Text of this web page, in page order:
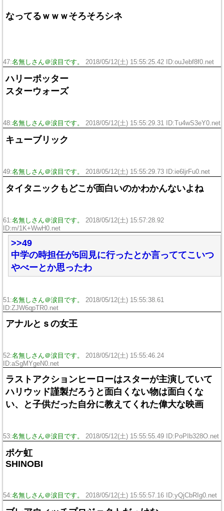
なってるｗｗｗそろそろシネ
47:名無しさん＠涙目です。 2018/05/12(土) 15:55:25.42 ID:ouJebf8f0.net
ハリーポッター
スターウォーズ
48:名無しさん＠涙目です。 2018/05/12(土) 15:55:29.31 ID:Tu4wS3eY0.net
キューブリック
49:名無しさん＠涙目です。 2018/05/12(土) 15:55:29.73 ID:ie6ljrFu0.net
タイタニックもどこが面白いのかわかんないよね
61:名無しさん＠涙目です。
2018/05/12(土) 15:57:28.92
ID:m/1K+WwH0.net
>>49
中学の時担任が5回見に行ったとか言っててこいつ
やべーとか思ったわ
51:名無しさん＠涙目です。
2018/05/12(土) 15:55:38.61
ID:ZJW6qpTR0.net
アナルとｓの女王
52:名無しさん＠涙目です。
2018/05/12(土) 15:55:46.24
ID:aSgMYgeN0.net
ラストアクションヒーローはスターが主演していて
ハリウッド謹製だろうと面白くない物は面白くな
い、と子供だった自分に教えてくれた偉大な映画
53:名無しさん＠涙目です。 2018/05/12(土) 15:55:55.49 ID:PoPIb328O.net
ポケ虹
SHINOBI
54:名無しさん＠涙目です。 2018/05/12(土) 15:55:57.16 ID:yQjCbRIg0.net